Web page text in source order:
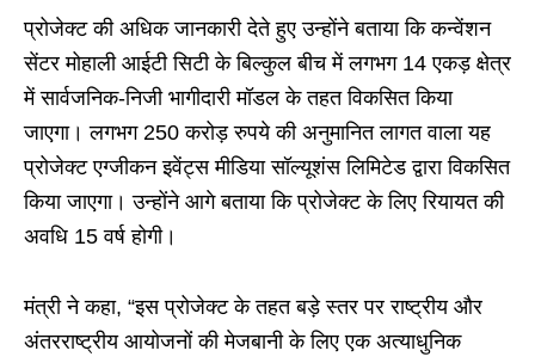
प्रोजेक्ट की अधिक जानकारी देते हुए उन्होंने बताया कि कन्वेंशन
सेंटर मोहाली आईटी सिटी के बिल्कुल बीच में लगभग 14 एकड़ क्षेत्र
में सार्वजनिक-निजी भागीदारी मॉडल के तहत विकसित किया
जाएगा। लगभग 250 करोड़ रुपये की अनुमानित लागत वाला यह
प्रोजेक्ट एग्जीकन इवेंट्स मीडिया सॉल्यूशंस लिमिटेड द्वारा विकसित
किया जाएगा। उन्होंने आगे बताया कि प्रोजेक्ट के लिए रियायत की
अवधि 15 वर्ष होगी।
मंत्री ने कहा, “इस प्रोजेक्ट के तहत बड़े स्तर पर राष्ट्रीय और
अंतरराष्ट्रीय आयोजनों की मेजबानी के लिए एक अत्याधुनिक